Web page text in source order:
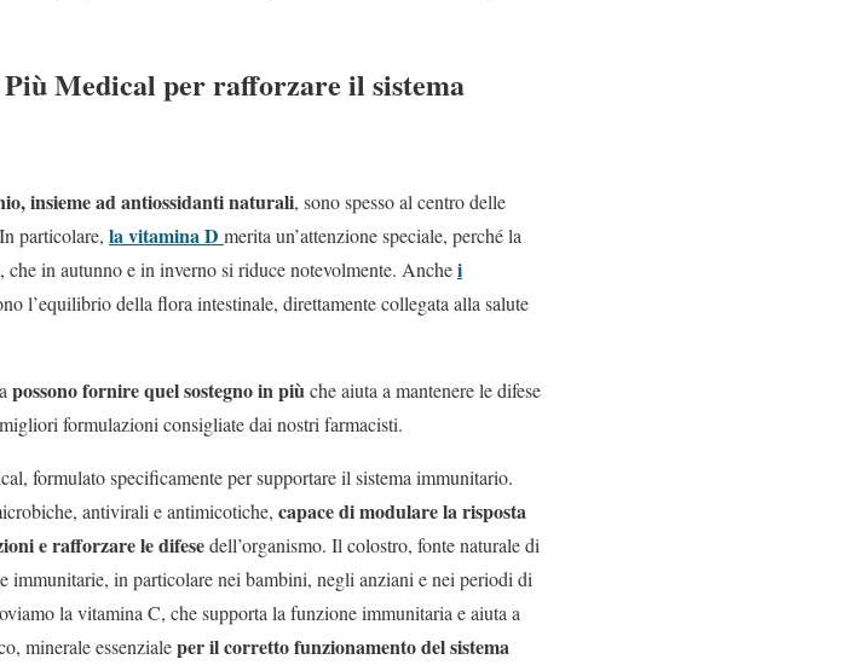
Medical per rafforzare il sistema
insieme ad antiossidanti naturali, sono spesso al centro delle
particolare, la vitamina D merita un’attenzione speciale, perché la
che in autunno e in inverno si riduce notevolmente. Anchei
l’equilibrio della flora intestinale, direttamente collegata alla salute
possono fornire quel sostegno in piùche aiuta a mantenere le difese
formulazioni consigliate dai nostri farmacisti.
formulato specificamente per supportare il sistema immunitario.
antivirali e antimicotiche, capace di modulare la risposta
e rafforzare le difesedell’organismo. Il colostro, fonte naturale di
immunitarie, in particolare nei bambini, negli anziani e nei periodi di
la vitamina C, che supporta la funzione immunitaria e aiuta a
minerale essenzialeper il corretto funzionamento del sistema